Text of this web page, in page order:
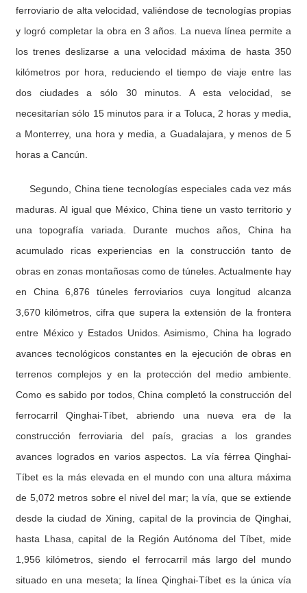
ferroviario de alta velocidad, valiéndose de tecnologías propias
y logró completar la obra en 3 años. La nueva línea permite a
los trenes deslizarse a una velocidad máxima de hasta 350
kilómetros por hora, reduciendo el tiempo de viaje entre las
dos ciudades a sólo 30 minutos. A esta velocidad, se
necesitarían sólo 15 minutos para ir a Toluca, 2 horas y media,
a Monterrey, una hora y media, a Guadalajara, y menos de 5
horas a Cancún.
Segundo, China tiene tecnologías especiales cada vez más
maduras. Al igual que México, China tiene un vasto territorio y
una topografía variada. Durante muchos años, China ha
acumulado ricas experiencias en la construcción tanto de
obras en zonas montañosas como de túneles. Actualmente hay
en China 6,876 túneles ferroviarios cuya longitud alcanza
3,670 kilómetros, cifra que supera la extensión de la frontera
entre México y Estados Unidos. Asimismo, China ha logrado
avances tecnológicos constantes en la ejecución de obras en
terrenos complejos y en la protección del medio ambiente.
Como es sabido por todos, China completó la construcción del
ferrocarril Qinghai-Tíbet, abriendo una nueva era de la
construcción ferroviaria del país, gracias a los grandes
avances logrados en varios aspectos. La vía férrea Qinghai-
Tíbet es la más elevada en el mundo con una altura máxima
de 5,072 metros sobre el nivel del mar; la vía, que se extiende
desde la ciudad de Xining, capital de la provincia de Qinghai,
hasta Lhasa, capital de la Región Autónoma del Tíbet, mide
1,956 kilómetros, siendo el ferrocarril más largo del mundo
situado en una meseta; la línea Qinghai-Tíbet es la única vía